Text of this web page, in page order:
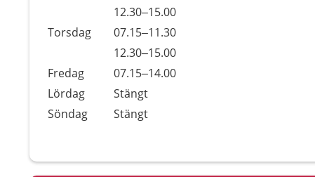
12.30–15.00
Torsdag
07.15–11.30
12.30–15.00
Fredag
07.15–14.00
Lördag
Stängt
Söndag
Stängt